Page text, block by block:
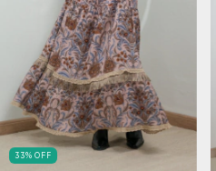
33% OFF